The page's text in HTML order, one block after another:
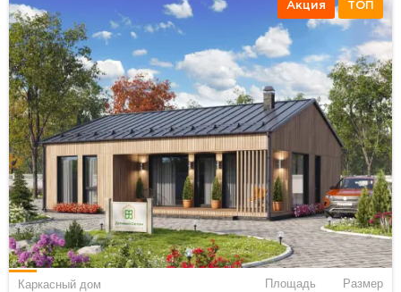
Акция ТОП
Каркасный дом Площадь Размер